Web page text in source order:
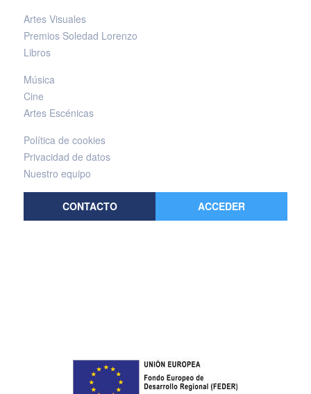
Artes Visuales
Premios Soledad Lorenzo
Libros
Música
Cine
Artes Escénicas
Política de cookies
Privacidad de datos
Nuestro equipo
CONTACTO ACCEDER